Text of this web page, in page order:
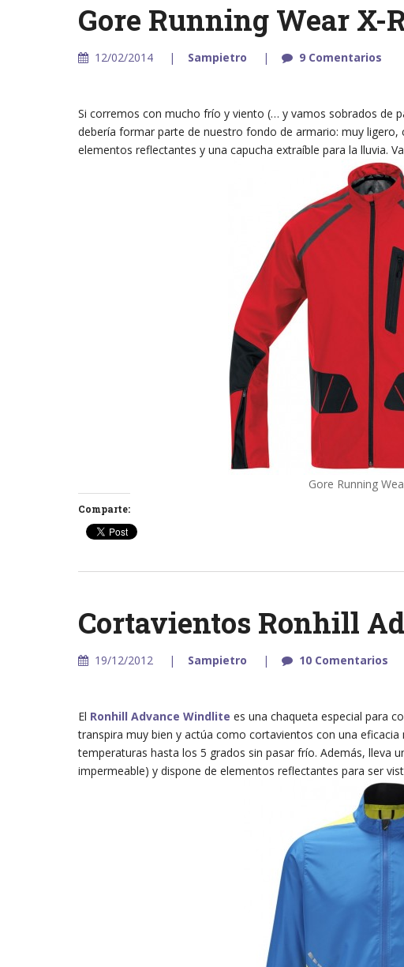
Gore Running Wear X-
12/02/2014 Sampietro 9 Comentarios
Si corremos con mucho frío y viento (… y vamos sobrados de
debería formar parte de nuestro fondo de armario: muy
elementos reflectantes y una capucha extraíble para la lluvia.
Gore Running
Comparte:
Cortavientos Ronhill
19/12/2012 Sampietro 10 Comentarios
El Ronhill Advance Windlite es una chaqueta especial para
transpira muy bien y actúa como cortavientos con una
temperaturas hasta los 5 grados sin pasar frío. Además, lleva
impermeable) y dispone de elementos reflectantes para ser